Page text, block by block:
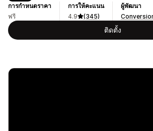
การกำหนดราคา
ฟรี
การให้คะแนน
4.9
(345)
ผู้พัฒนา
ติดตั้ง